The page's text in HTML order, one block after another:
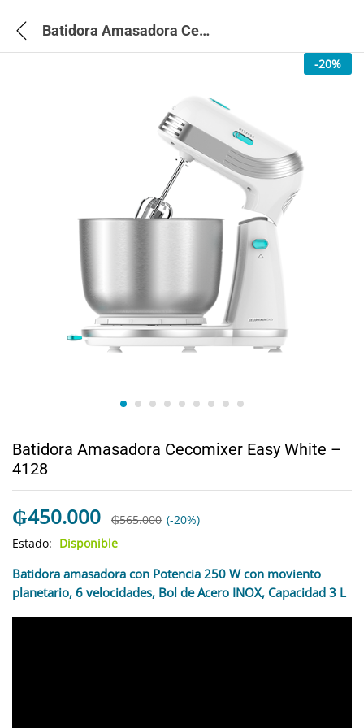
Batidora Amasadora Cecomixer Easy White – 4128
-20%
Batidora Amasadora Cecomixer Easy White –
4128
₲450.000 ₲565.000 (-20%)
Estado: Disponible
Batidora amasadora con Potencia 250 W con moviento
planetario, 6 velocidades, Bol de Acero INOX, Capacidad 3 L